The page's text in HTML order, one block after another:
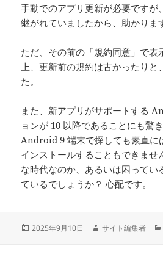
手動でのアプリ更新が必要ですが
継がれていましたから、助かりま
ただ、その前の「規約同意」で表
上、更新前の規約は古かったりと
た。
また、新アプリがサポートする
ョンが 10 以降であることにも驚
Android 9 端末で探しても素直に
インストールすることもできませ
な時代なのか、あるいは困ってい
ているでしょうか？ 心配です。
投
2025年9月10日
作
サイト編集者